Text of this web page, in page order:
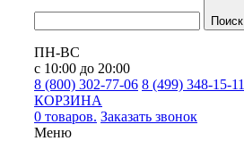
Поиск
ПН-ВС
с 10:00 до 20:00
8 (800) 302-77-06 8 (499) 348-15-11
КОРЗИНА
0 товаров. Заказать звонок
Меню